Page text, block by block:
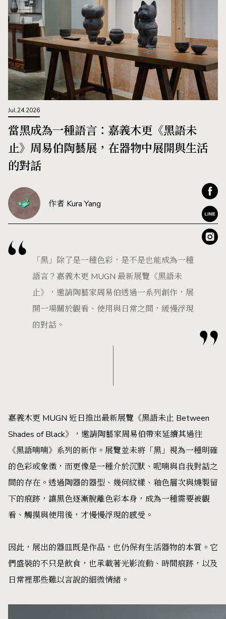
Jul.24.2026
當黑成為一種語言：嘉義木更《黑語未
止》周易伯陶藝展，在器物中展開與生活
的對話
作者 Kura Yang
「黑」除了是一種色彩，是不是也能成為一種
語言？嘉義木更 MUGN 最新展覽《黑語未
止》，邀請陶藝家周易伯透過一系列創作，展
開一場關於觀看、使用與日常之間，緩慢浮現
的對話。
嘉義木更 MUGN 近日推出最新展覽《黑語未止 Between
Shades of Black》，邀請陶藝家周易伯帶來延續其過往
《黑語喃喃》系列的新作。展覽並未將「黑」視為一種明確
的色彩或象徵，而更像是一種介於沉默、呢喃與自我對話之
間的存在。透過陶器的器型、幾何紋樣、釉色層次與燒製留
下的痕跡，讓黑色逐漸脫離色彩本身，成為一種需要被觀
看、觸摸與使用後，才慢慢浮現的感受。
因此，展出的器皿既是作品，也仍保有生活器物的本質。它
們盛裝的不只是飲食，也承載著光影流動、時間痕跡，以及
日常裡那些難以言說的細微情緒。